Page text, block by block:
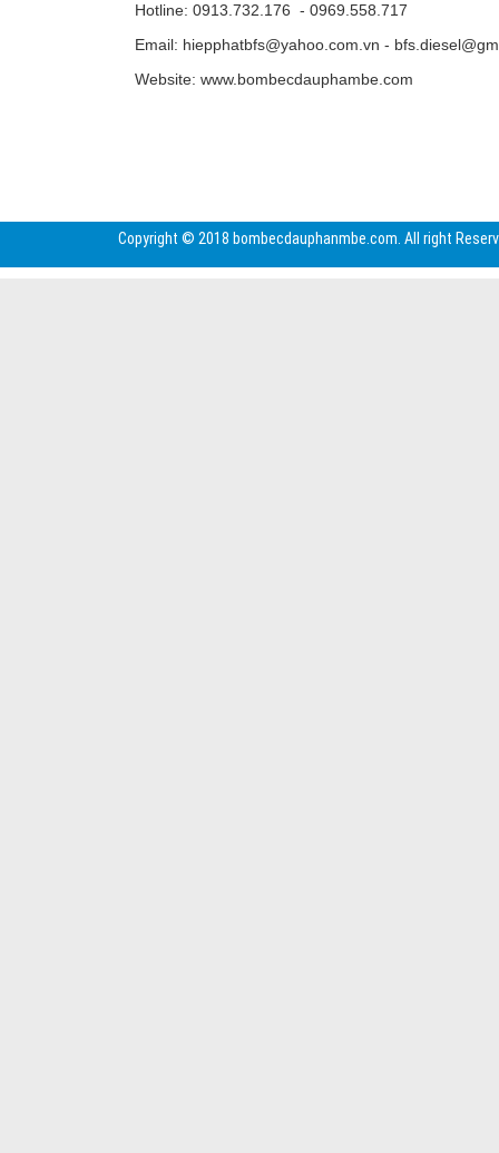
Hotline: 0913.732.176 - 0969.558.717
Email: hiepphatbfs@yahoo.com.vn -
Website: www.bombecdauphambe.com
Copyright © 2018 bombecdauphanmbe.com. All right